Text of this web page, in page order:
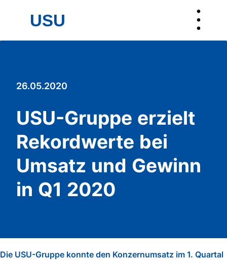
USU ︙
USU
26.05.2020
USU-Gruppe erzielt
Rekordwerte bei
Umsatz und Gewinn
in Q1 2020
Die USU-Gruppe konnte den Konzernumsatz im 1. Quartal